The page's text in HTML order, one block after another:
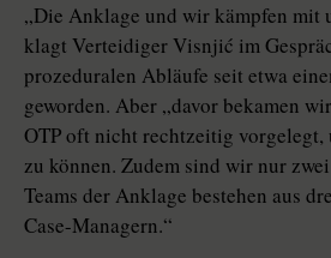
„Die Anklage und wir kämpfen mit
klagt Verteidiger Visnjić im
prozeduralen Abläufe seit etwa
geworden. Aber „davor bekamen
OTP oft nicht rechtzeitig vorgelegt,
zu können. Zudem sind wir nur
Teams der Anklage bestehen aus
Case-Managern.“